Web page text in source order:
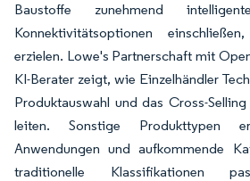
Baustoffe zunehmend
Konnektivitätsoptionen
erzielen. Lowe's Partnerschaft mit
KI-Berater zeigt, wie Einzelhändler
Produktauswahl und das Cross-
leiten. Sonstige Produkttypen
Anwendungen und aufkommende
traditionelle Klassifikationen